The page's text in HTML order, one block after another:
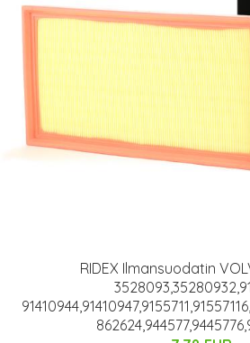
RIDEX Ilmansuodatin